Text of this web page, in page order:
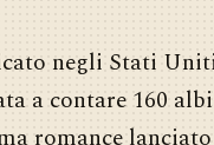
negli Stati
a contare 160